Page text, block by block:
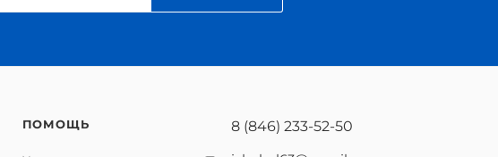
ПОМОЩЬ
8 (846) 233-52-50